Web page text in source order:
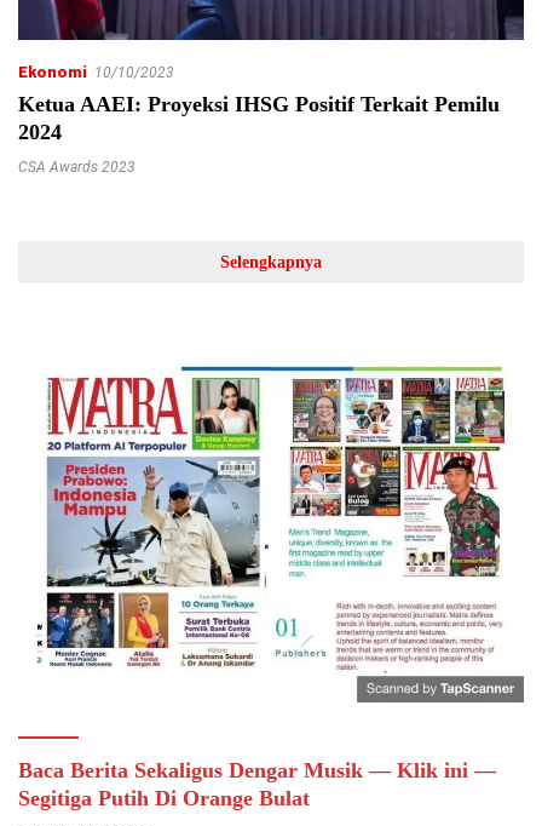
Ekonomi 10/10/2023
Ketua AAEI: Proyeksi IHSG Positif Terkait Pemilu
2024
CSA Awards 2023
Selengkapnya
Baca Berita Sekaligus Dengar Musik — Klik ini —
Segitiga Putih Di Orange Bulat